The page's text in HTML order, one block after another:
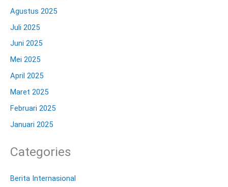
Agustus 2025
Juli 2025
Juni 2025
Mei 2025
April 2025
Maret 2025
Februari 2025
Januari 2025
Categories
Berita Internasional